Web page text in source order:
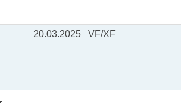
20.03.2025 VF/XF